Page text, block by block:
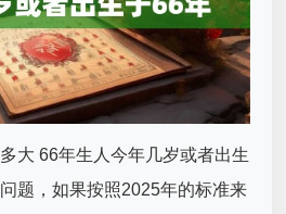
大 66年生人今年几岁或者出生
题，如果按照2025年的标准来